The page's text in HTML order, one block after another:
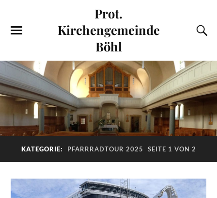
Prot.
Kirchengemeinde
Böhl
KATEGORIE: PFARRRADTOUR 2025 SEITE 1 VON 2